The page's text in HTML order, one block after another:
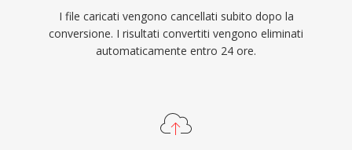
I file caricati vengono cancellati subito dopo la
conversione. I risultati convertiti vengono eliminati
automaticamente entro 24 ore.